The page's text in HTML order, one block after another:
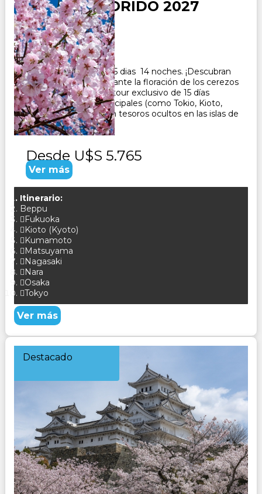
JAPON COLORIDO 2027
Duración:
15Días14Noches
Paquete Turistico de 15 dias 14 noches. ¡Descubran
el Japón auténtico durante la floración de los cerezos
(sakura) en 2027!Este tour exclusivo de 15 días
combina ciudades principales (como Tokio, Kioto,
Hiroshima y Osaka)con tesoros ocultos en las islas de
Shikoku y Ky...
Desde U$S 5.765
Ver más
Itinerario:
Beppu
Fukuoka
Kioto (Kyoto)
Kumamoto
Matsuyama
Nagasaki
Nara
Osaka
Tokyo
Ver más
Destacado